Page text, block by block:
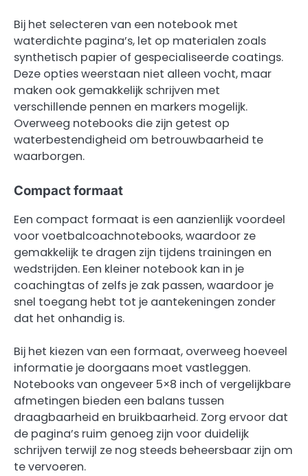
Bij het selecteren van een notebook met
waterdichte pagina’s, let op materialen zoals
synthetisch papier of gespecialiseerde coatings.
Deze opties weerstaan niet alleen vocht, maar
maken ook gemakkelijk schrijven met
verschillende pennen en markers mogelijk.
Overweeg notebooks die zijn getest op
waterbestendigheid om betrouwbaarheid te
waarborgen.
Compact formaat
Een compact formaat is een aanzienlijk voordeel
voor voetbalcoachnotebooks, waardoor ze
gemakkelijk te dragen zijn tijdens trainingen en
wedstrijden. Een kleiner notebook kan in je
coachingtas of zelfs je zak passen, waardoor je
snel toegang hebt tot je aantekeningen zonder
dat het onhandig is.
Bij het kiezen van een formaat, overweeg hoeveel
informatie je doorgaans moet vastleggen.
Notebooks van ongeveer 5×8 inch of vergelijkbare
afmetingen bieden een balans tussen
draagbaarheid en bruikbaarheid. Zorg ervoor dat
de pagina’s ruim genoeg zijn voor duidelijk
schrijven terwijl ze nog steeds beheersbaar zijn om
te vervoeren.